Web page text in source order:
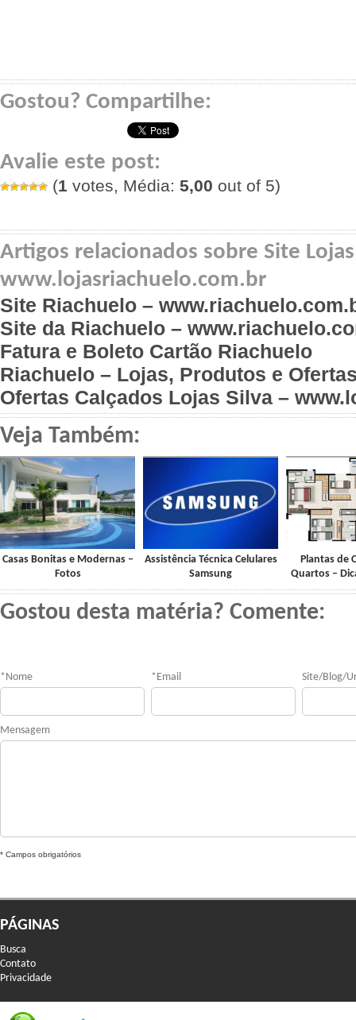
Gostou? Compartilhe:
Avalie este post:
(1 votes, Média: 5,00 out of 5)
Artigos relacionados sobre Site
www.lojasriachuelo.com.br
Site Riachuelo –
Site da Riachuelo –
Fatura e Boleto Cartão Riachuelo
Riachuelo – Lojas, Produtos e
Ofertas Calçados Lojas Silva –
Veja Também:
Casas Bonitas e Modernas –
Fotos
Assistência Técnica Celulares
Samsung
Plantas de
Quartos –
Gostou desta matéria? Comente:
* Nome * Email Site/Blog/
Mensagem
* Campos obrigatórios
PÁGINAS
Busca
Contato
Privacidade